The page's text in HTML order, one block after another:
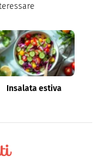
Insalata estiva